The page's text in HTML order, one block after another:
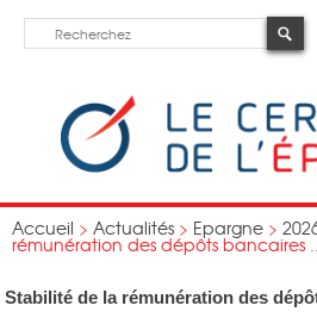
Accueil > Actualités > Epargne >
rémunération des dépôts bancaires
Stabilité de la rémunération des